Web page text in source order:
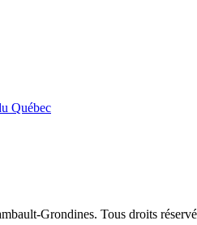
Québec
Grondines. Tous droits